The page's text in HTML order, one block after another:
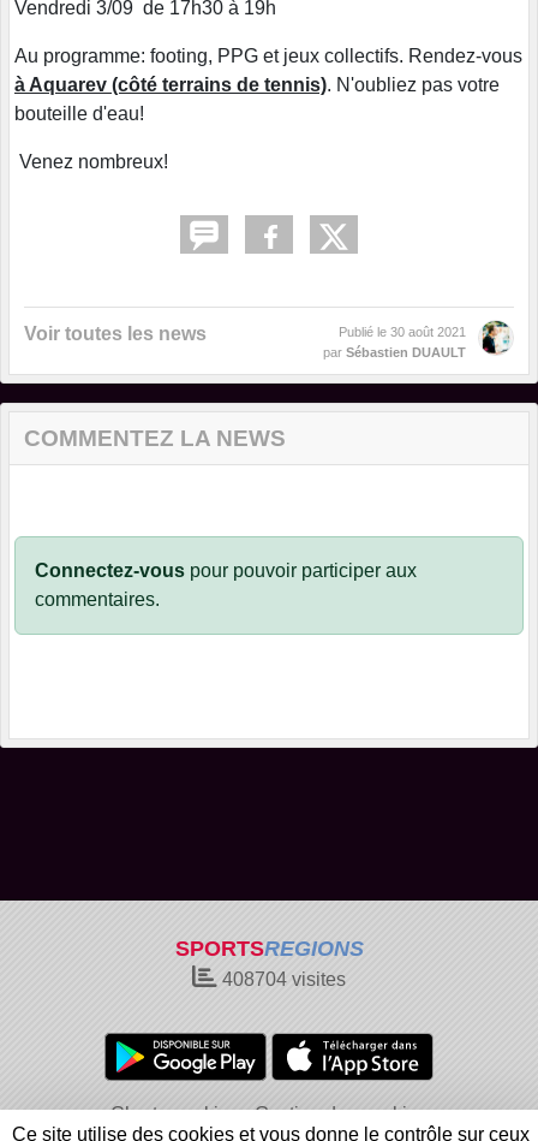
Vendredi 3/09 de 17h30 à 19h
Au programme: footing, PPG et jeux collectifs. Rendez-vous
à Aquarev (côté terrains de tennis). N'oubliez pas votre
bouteille d'eau!
Venez nombreux!
Voir toutes les news Publié le 30 août 2021
par Sébastien DUAULT
COMMENTEZ LA NEWS
Connectez-vous pour pouvoir participer aux
commentaires.
SPORTSREGIONS
408704 visites
Charte cookies
Gestion des cookies
Ce site utilise des cookies et vous donne le contrôle sur ceux